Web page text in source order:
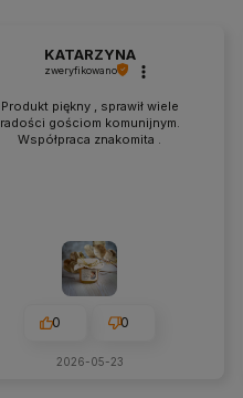
KATARZYNA
zweryfikowano
Produkt piękny , sprawił wiele
radości gościom komunijnym.
Współpraca znakomita .
0 0
2026-05-23